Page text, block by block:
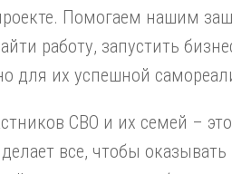
Помогаем нашим
работу, запустить
для их успешной
СВО и их семей –
все, чтобы оказывать